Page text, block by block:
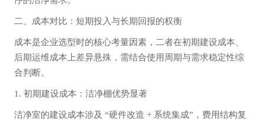
二、成本对比：短期投入与长期回报的权衡
成本是企业选型时的核心考量因素，二者在初期建设成本、
后期运维成本上差异悬殊，需结合使用周期与需求稳定性综
合判断。
1. 初期建设成本：洁净棚优势显著
洁净室的建设成本涉及 “硬件改造 + 系统集成”，费用结构复